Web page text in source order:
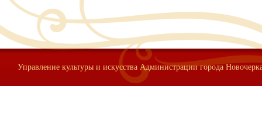
Управление культуры и искусства Администрации города